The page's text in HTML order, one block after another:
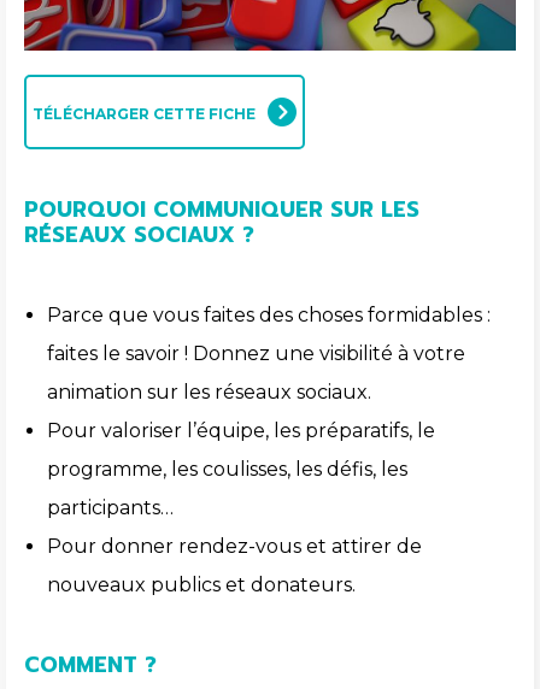
TÉLÉCHARGER CETTE FICHE
POURQUOI COMMUNIQUER SUR LES
RÉSEAUX SOCIAUX ?
Parce que vous faites des choses formidables :
faites le savoir ! Donnez une visibilité à votre
animation sur les réseaux sociaux.
Pour valoriser l’équipe, les préparatifs, le
programme, les coulisses, les défis, les
participants…
Pour donner rendez-vous et attirer de
nouveaux publics et donateurs.
COMMENT ?